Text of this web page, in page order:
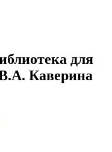
для
Каверина